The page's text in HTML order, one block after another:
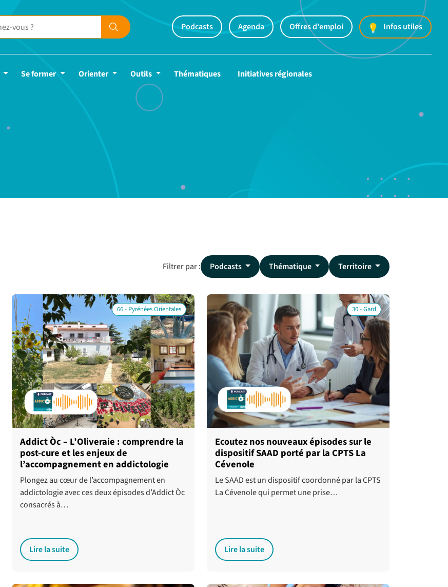
Podcasts Agenda Offres d'emploi Infos utiles
Se former Orienter Outils Thématiques Initiatives régionales
Filtrer par : Podcasts Thématique Territoire
66 - Pyrénées Orientales
Addict Òc – L’Oliveraie : comprendre la
post-cure et les enjeux de
l’accompagnement en addictologie
Plongez au cœur de l’accompagnement en
addictologie avec ces deux épisodes d’Addict Òc
consacrés à…
Lire la suite
30 - Gard
Ecoutez nos nouveaux épisodes sur le
dispositif SAAD porté par la CPTS La
Cévenole
Le SAAD est un dispositif coordonné par la CPTS
La Cévenole qui permet une prise…
Lire la suite